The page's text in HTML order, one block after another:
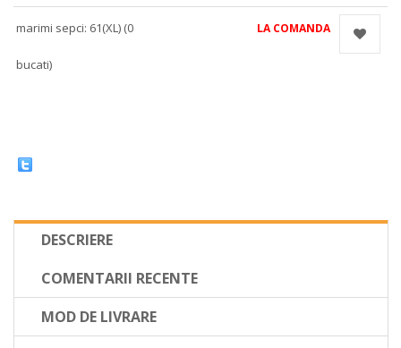
marimi sepci: 61(XL) (0
bucati)
LA COMANDA
DESCRIERE
COMENTARII RECENTE
MOD DE LIVRARE